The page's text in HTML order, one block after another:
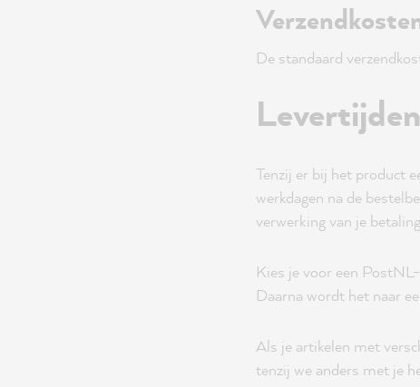
De standaard
Levertijden
Tenzij er bij het product
werkdagen na de
verwerking van je
Kies je voor een
Daarna wordt het naar
Als je artikelen met
tenzij we anders met je